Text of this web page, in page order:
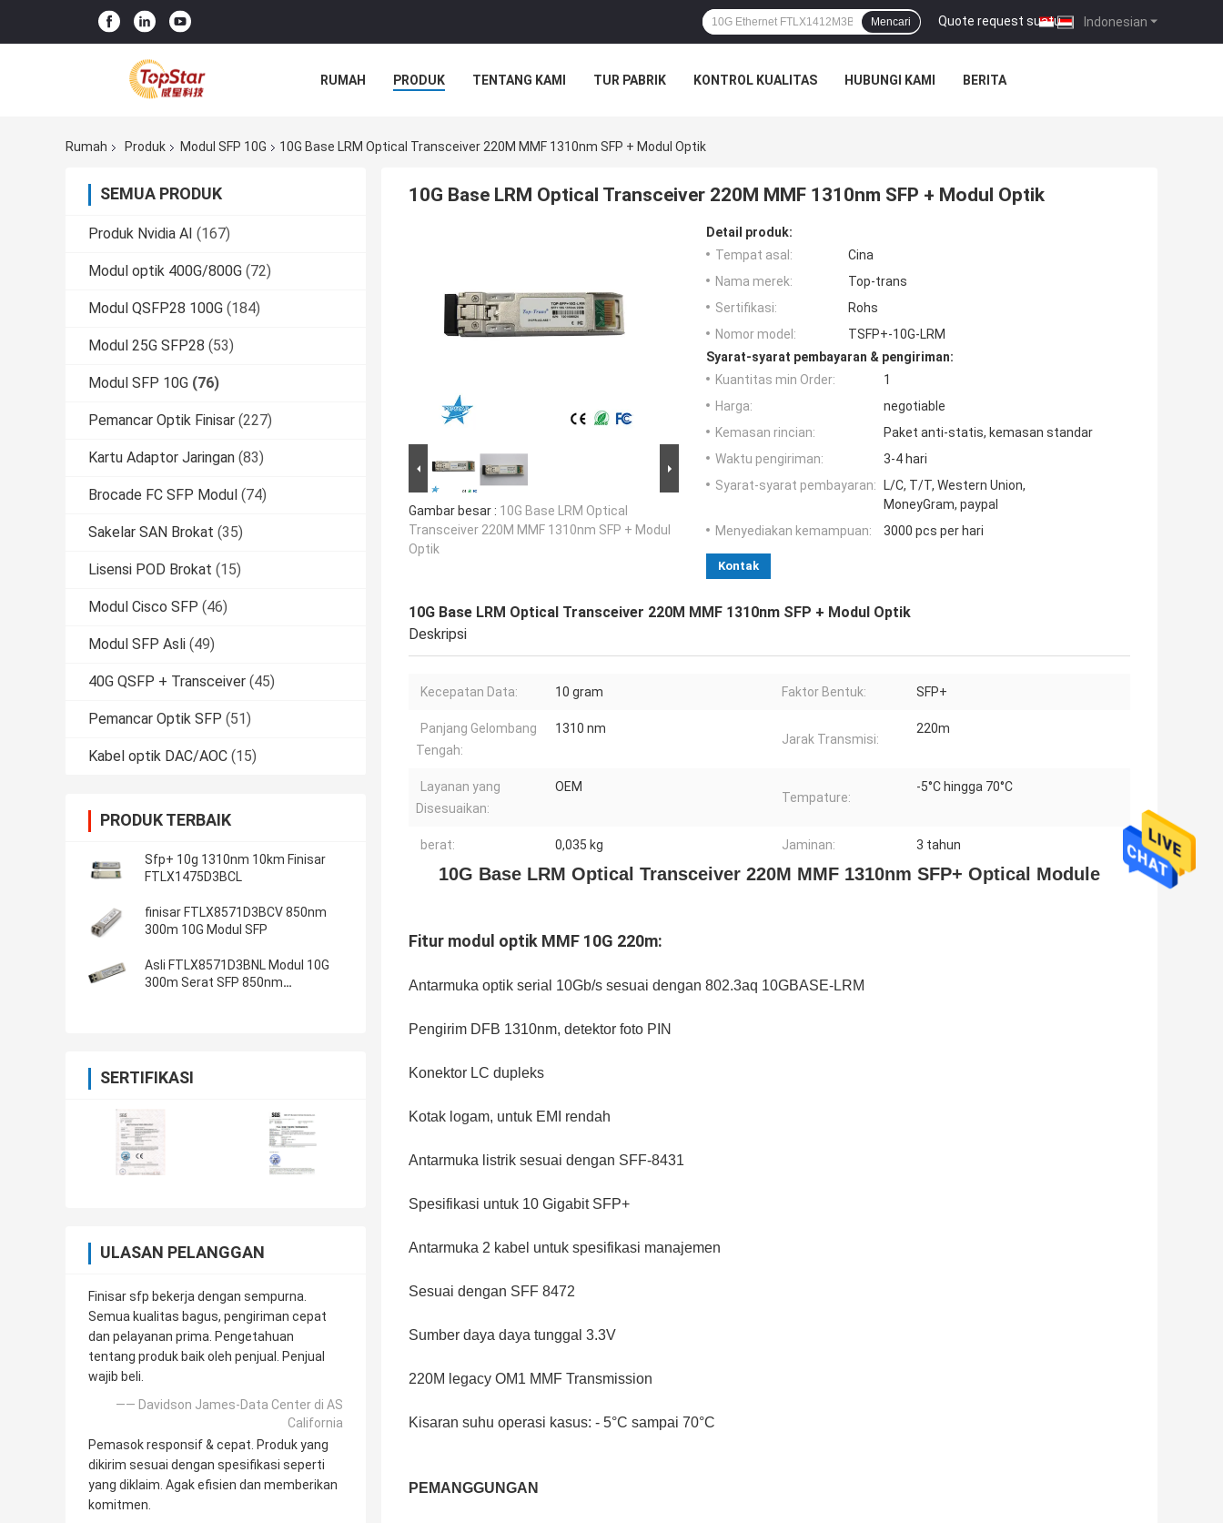
Indonesian
Quote request suatu |
Mencari
RUMAH PRODUK TENTANG KAMI TUR PABRIK KONTROL KUALITAS HUBUNGI KAMI BERITA
Rumah Produk Modul SFP 10G 10G Base LRM Optical Transceiver 220M MMF 1310nm SFP + Modul Optik
SEMUA PRODUK
Produk Nvidia AI (167)
Modul optik 400G/800G (72)
Modul QSFP28 100G (184)
Modul 25G SFP28 (53)
Modul SFP 10G (76)
Pemancar Optik Finisar (227)
Kartu Adaptor Jaringan (83)
Brocade FC SFP Modul (74)
Sakelar SAN Brokat (35)
Lisensi POD Brokat (15)
Modul Cisco SFP (46)
Modul SFP Asli (49)
40G QSFP + Transceiver (45)
Pemancar Optik SFP (51)
Kabel optik DAC/AOC (15)
PRODUK TERBAIK
Sfp+ 10g 1310nm 10km Finisar
FTLX1475D3BCL
finisar FTLX8571D3BCV 850nm
300m 10G Modul SFP
Asli FTLX8571D3BNL Modul 10G
300m Serat SFP 850nm
SERTIFIKASI
ULASAN PELANGGAN
Finisar sfp bekerja dengan sempurna.
Semua kualitas bagus, pengiriman cepat
dan pelayanan prima. Pengetahuan
tentang produk baik oleh penjual. Penjual
wajib beli.
—— Davidson James-Data Center di AS
California
Pemasok responsif & cepat. Produk yang
dikirim sesuai dengan spesifikasi seperti
yang diklaim. Agak efisien dan memberikan
komitmen.
10G Base LRM Optical Transceiver 220M MMF 1310nm SFP + Modul Optik
Gambar besar : 10G Base LRM Optical
Transceiver 220M MMF 1310nm SFP + Modul
Optik
Detail produk:
Tempat asal:
Cina
Nama merek:
Top-trans
Sertifikasi:
Rohs
Nomor model:
TSFP+-10G-LRM
Syarat-syarat pembayaran & pengiriman:
Kuantitas min Order:
1
Harga:
negotiable
Kemasan rincian:
Paket anti-statis, kemasan standar
Waktu pengiriman:
3-4 hari
Syarat-syarat pembayaran:
L/C, T/T, Western Union,
MoneyGram, paypal
Menyediakan kemampuan:
3000 pcs per hari
Kontak
10G Base LRM Optical Transceiver 220M MMF 1310nm SFP + Modul Optik
Deskripsi
Kecepatan Data: 10 gram Faktor Bentuk: SFP+
Panjang Gelombang
Tengah:
1310 nm
Jarak Transmisi:
220m
Layanan yang
Disesuaikan:
OEM
Tempature:
-5°C hingga 70°C
berat: 0,035 kg Jaminan: 3 tahun
10G Base LRM Optical Transceiver 220M MMF 1310nm SFP+ Optical Module
Fitur modul optik MMF 10G 220m:
Antarmuka optik serial 10Gb/s sesuai dengan 802.3aq 10GBASE-LRM
Pengirim DFB 1310nm, detektor foto PIN
Konektor LC dupleks
Kotak logam, untuk EMI rendah
Antarmuka listrik sesuai dengan SFF-8431
Spesifikasi untuk 10 Gigabit SFP+
Antarmuka 2 kabel untuk spesifikasi manajemen
Sesuai dengan SFF 8472
Sumber daya daya tunggal 3.3V
220M legacy OM1 MMF Transmission
Kisaran suhu operasi kasus: - 5°C sampai 70°C
PEMANGGUNGAN